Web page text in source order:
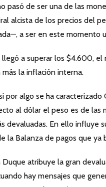
pasó de ser una de las
alcista de los precios del
a ser en este momento
llegó a superar los $4.600,
más la inflación interna.
por algo se ha
al dólar el peso es de las
devaluadas. En ello influye
la Balanza de pagos que
atribuye la gran
hay mensajes que